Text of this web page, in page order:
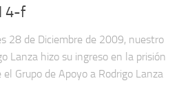
4-f
28 de Diciembre de 2009, nuestro
Lanza hizo su ingreso en la prisión
Grupo de Apoyo a Rodrigo Lanza